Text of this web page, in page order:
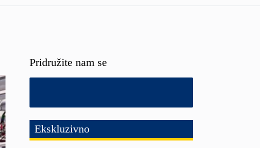
Pridružite nam se
Ekskluzivno